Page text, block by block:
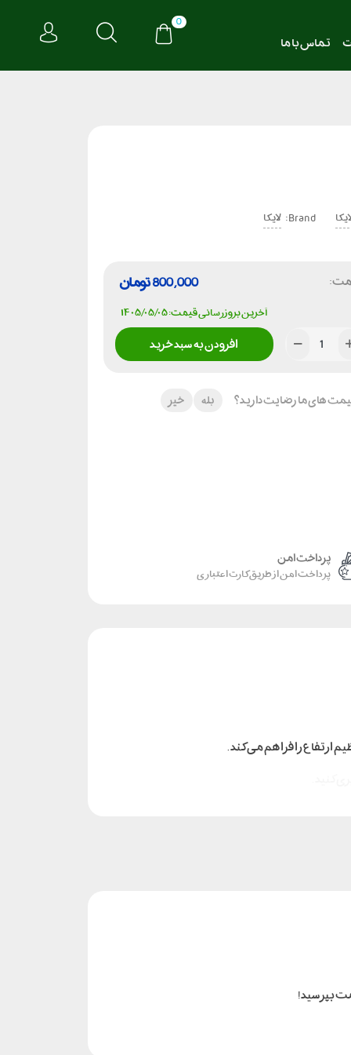
تماس با ما
0
Brand: لایکا
تومان800,000
آخرین بروزرسانی قیمت: ۱۴۰۵/۰۵/۰۵
افزودن به سبد خرید
قیمت های ما رضایت دارید؟ بله خیر
پرداخت امن
پرداخت امن از طریق کارت اعتباری
کنید .
بپرسید!